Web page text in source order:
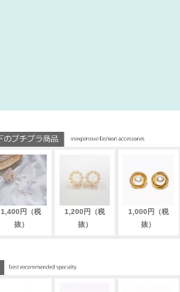
1,400円（税
抜）
1,200円（税
抜）
1,000円（税
抜）